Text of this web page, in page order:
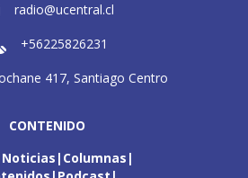
radio@ucentral.cl
+56225826231
417, Santiago Centro
CONTENIDO
Noticias Columnas